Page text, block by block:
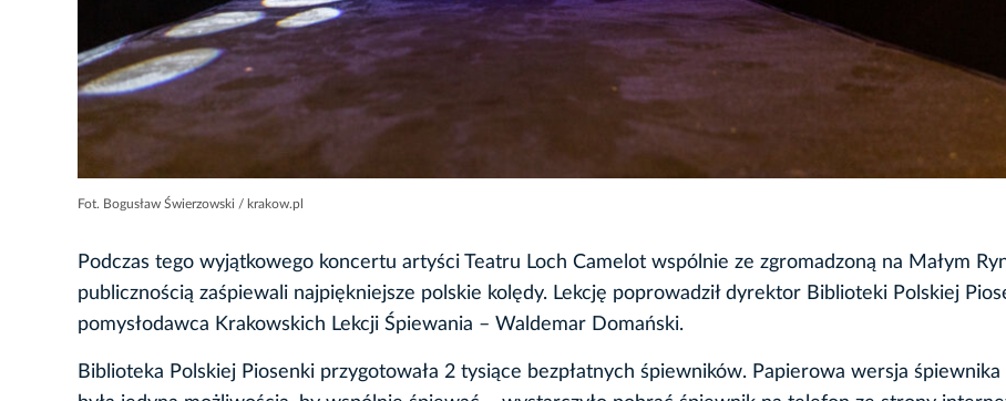
Fot. Bogusław Świerzowski / krakow.pl
Podczas tego wyjątkowego koncertu artyści Teatru Loch Camelot wspólnie ze zgromadzoną na Małym
publicznością zaśpiewali najpiękniejsze polskie kolędy. Lekcję poprowadził dyrektor Biblioteki Polskiej
pomysłodawca Krakowskich Lekcji Śpiewania – Waldemar Domański.
Biblioteka Polskiej Piosenki przygotowała 2 tysiące bezpłatnych śpiewników. Papierowa wersja śpiewnika